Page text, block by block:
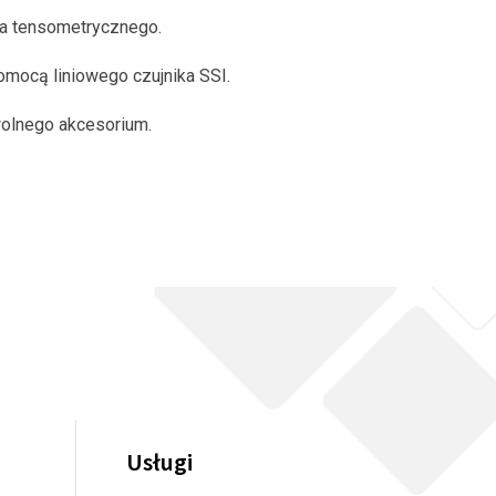
tensometrycznego.
liniowego czujnika SSI.
akcesorium.
Usługi